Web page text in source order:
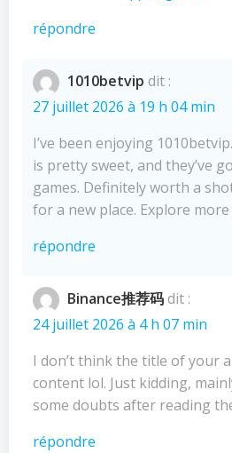
répondre
1010betvip dit :
27 juillet 2026 à 19 h 04 min
I’ve been enjoying
is pretty sweet, and they’ve
games. Definitely worth a
for a new place. Explore
répondre
Binance推荐码dit :
24 juillet 2026 à 4 h 07 min
I don’t think the title of your
content lol. Just kidding,
some doubts after reading
répondre